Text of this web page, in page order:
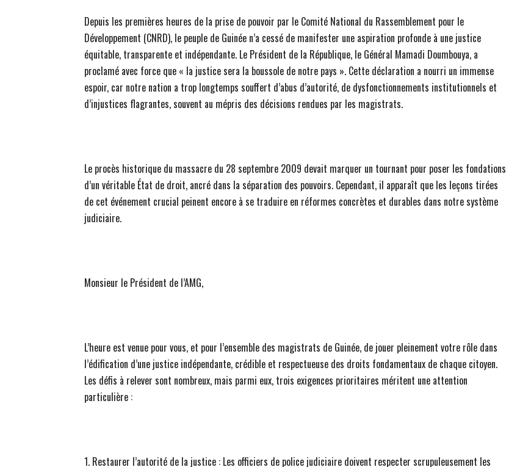
Depuis les premières heures de la prise de pouvoir par le Comité National du Rassemblement pour le
Développement (CNRD), le peuple de Guinée n’a cessé de manifester une aspiration profonde à une justice
équitable, transparente et indépendante. Le Président de la République, le Général Mamadi Doumbouya, a
proclamé avec force que « la justice sera la boussole de notre pays ». Cette déclaration a nourri un immense
espoir, car notre nation a trop longtemps souffert d’abus d’autorité, de dysfonctionnements institutionnels et
d’injustices flagrantes, souvent au mépris des décisions rendues par les magistrats.
Le procès historique du massacre du 28 septembre 2009 devait marquer un tournant pour poser les fondations
d’un véritable État de droit, ancré dans la séparation des pouvoirs. Cependant, il apparaît que les leçons tirées
de cet événement crucial peinent encore à se traduire en réformes concrètes et durables dans notre système
judiciaire.
Monsieur le Président de l’AMG,
L’heure est venue pour vous, et pour l’ensemble des magistrats de Guinée, de jouer pleinement votre rôle dans
l’édification d’une justice indépendante, crédible et respectueuse des droits fondamentaux de chaque citoyen.
Les défis à relever sont nombreux, mais parmi eux, trois exigences prioritaires méritent une attention
particulière :
1. Restaurer l’autorité de la justice : Les officiers de police judiciaire doivent respecter scrupuleusement les